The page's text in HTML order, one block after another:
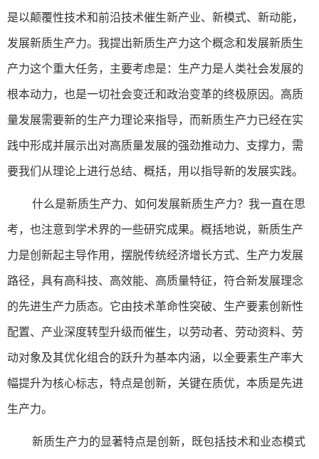
是以颠覆性技术和前沿技术催生新产业、新模式、新动能，
发展新质生产力。我提出新质生产力这个概念和发展新质生
产力这个重大任务，主要考虑是：生产力是人类社会发展的
根本动力，也是一切社会变迁和政治变革的终极原因。高质
量发展需要新的生产力理论来指导，而新质生产力已经在实
践中形成并展示出对高质量发展的强劲推动力、支撑力，需
要我们从理论上进行总结、概括，用以指导新的发展实践。
什么是新质生产力、如何发展新质生产力？我一直在思
考，也注意到学术界的一些研究成果。概括地说，新质生产
力是创新起主导作用，摆脱传统经济增长方式、生产力发展
路径，具有高科技、高效能、高质量特征，符合新发展理念
的先进生产力质态。它由技术革命性突破、生产要素创新性
配置、产业深度转型升级而催生，以劳动者、劳动资料、劳
动对象及其优化组合的跃升为基本内涵，以全要素生产率大
幅提升为核心标志，特点是创新，关键在质优，本质是先进
生产力。
新质生产力的显著特点是创新，既包括技术和业态模式